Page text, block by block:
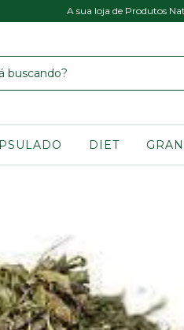
A sua loja de Produtos
DIET